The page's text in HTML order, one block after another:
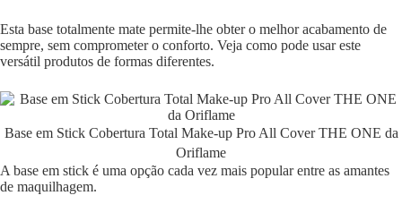
Esta base totalmente mate permite-lhe obter o melhor acabamento de
sempre, sem comprometer o conforto. Veja como pode usar este
versátil produtos de formas diferentes.
Base em Stick Cobertura Total Make-up Pro All Cover THE ONE da
Oriflame
A base em stick é uma opção cada vez mais popular entre as amantes
de maquilhagem.